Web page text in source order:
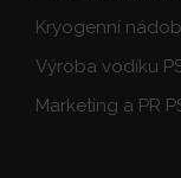
Kryogenní
Výroba vodíku
Marketing a PR